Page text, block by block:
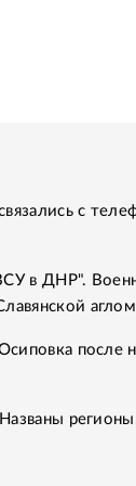
с
в ДНР".
после